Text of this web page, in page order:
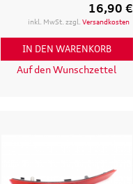
16,90 €
inkl. MwSt. zzgl. Versandkosten
IN DEN WARENKORB
Auf den Wunschzettel
154,90 € 135,90 €